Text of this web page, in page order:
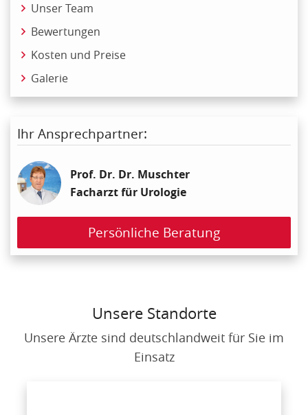
Unser Team
Bewertungen
Kosten und Preise
Galerie
Ihr Ansprechpartner:
Prof. Dr. Dr. Muschter
Facharzt für Urologie
Persönliche Beratung
Unsere Standorte
Unsere Ärzte sind deutschlandweit für Sie im
Einsatz